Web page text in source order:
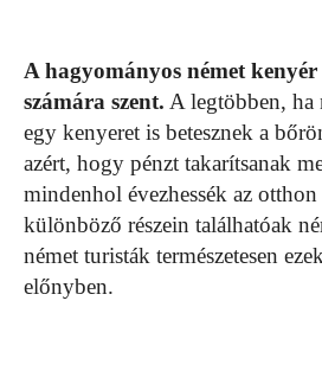
A hagyományos német kenyér
számára szent. A legtöbben, ha
egy kenyeret is betesznek a
azért, hogy pénzt takarítsanak
mindenhol évezhessék az
különböző részein találhatóak
német turisták természetesen
előnyben.